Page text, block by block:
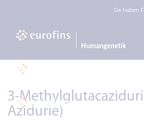
Sie haben
3-
Azidurie)